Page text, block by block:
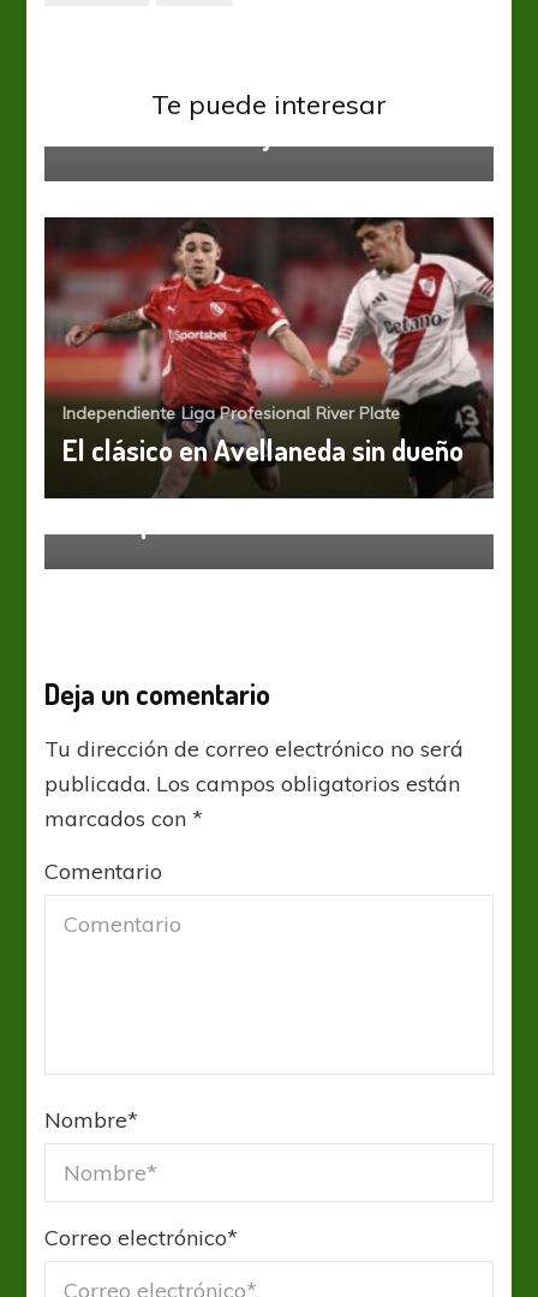
Te puede interesar
Nicolás Russo: “Firmo volver a
Independiente Liga Profesional River Plate
El clásico en Avellaneda sin dueño
Liga Profesional
Deja un comentario
Tu dirección de correo electrónico no será
publicada. Los campos obligatorios están
marcados con*
Comentario
Nombre*
Correo electrónico*